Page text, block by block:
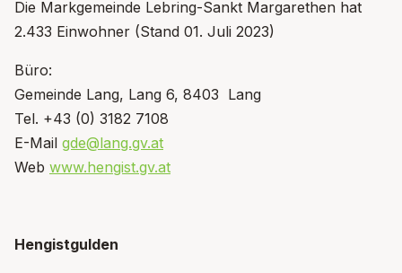
Die Markgemeinde Lebring-Sankt Margarethen hat
2.433 Einwohner (Stand 01. Juli 2023)
Büro:
Gemeinde Lang, Lang 6, 8403 Lang
Tel. +43 (0) 3182 7108
E-Mail gde@lang.gv.at
Web www.hengist.gv.at
Hengistgulden